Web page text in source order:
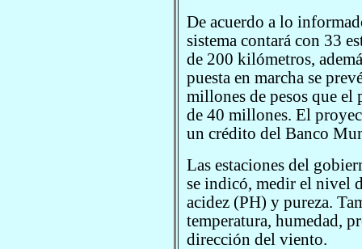
De acuerdo a lo
sistema contará con 33
de 200 kilómetros,
puesta en marcha se
millones de pesos que
de 40 millones. El
un crédito del Banco
Las estaciones del
se indicó, medir el nivel
acidez (PH) y pureza.
temperatura, humedad,
dirección del viento.